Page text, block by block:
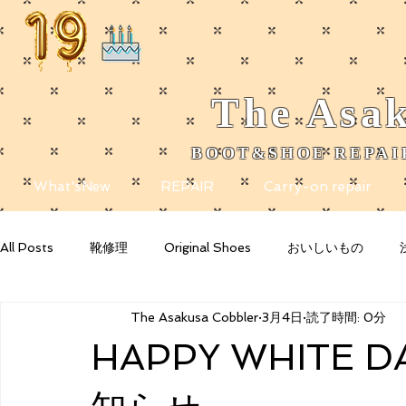
The
​BOOT&SHOE
What'sNew REPAIR Carry-on repair
All Posts 靴修理 Original Shoes おいしいもの
Your Community Blogging Tips
HAPPY WHITE
The Asakusa Cobbler 3月4日 読了時間: 0分